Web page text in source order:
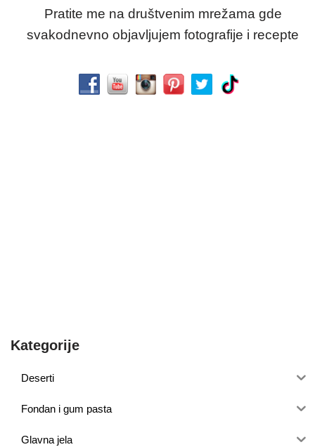
Pratite me na društvenim mrežama gde
svakodnevno objavljujem fotografije i recepte
Kategorije
Deserti
Fondan i gum pasta
Glavna jela